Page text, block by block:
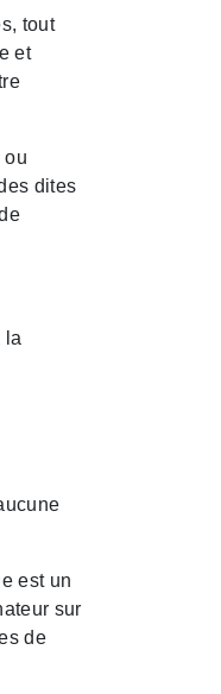
tout
et
ou
dites
la
est un
sur
de